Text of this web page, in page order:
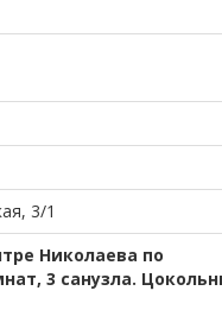
3/1
Николаева по
3 санузла.